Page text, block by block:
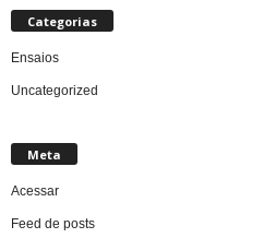
Categorias
Ensaios
Uncategorized
Meta
Acessar
Feed de posts